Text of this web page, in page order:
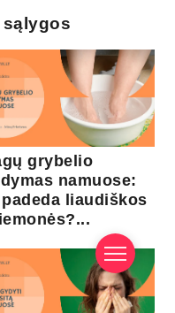
sąlygos
grybelio
namuose:
liaudiškos